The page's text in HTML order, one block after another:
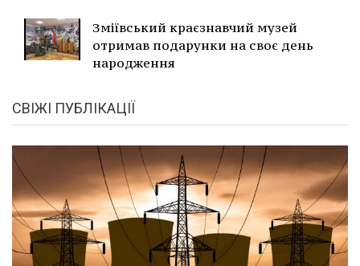
Зміївський краєзнавчий музей
отримав подарунки на своє день
народження
СВІЖІ ПУБЛІКАЦІЇ